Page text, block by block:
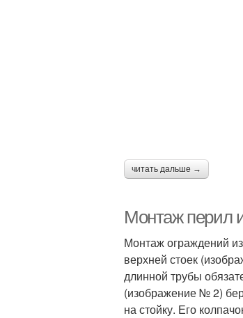
читать дальше →
Монтаж перил
Монтаж ограждений
верхней стоек
длинной трубы
(изображение № 2)
на стойку. Его